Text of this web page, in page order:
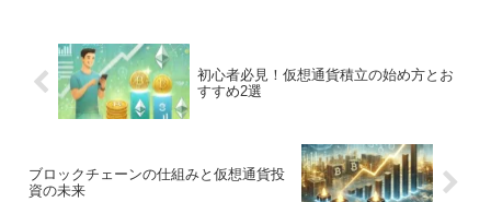
初心者必見！仮想通貨積立の始め方とお
すすめ2選
ブロックチェーンの仕組みと仮想通貨投
資の未来